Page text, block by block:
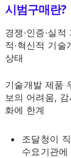
시범구매란?
경쟁·인증·실
적·혁신적 기
상태
기술개발 제품
보의 어려움,
화에 한계
조달청이
수요기관